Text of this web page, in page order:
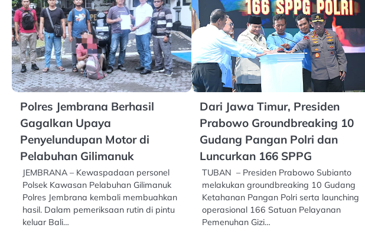
Polres Jembrana Berhasil
Gagalkan Upaya
Penyelundupan Motor di
Pelabuhan Gilimanuk
JEMBRANA – Kewaspadaan personel
Polsek Kawasan Pelabuhan Gilimanuk
Polres Jembrana kembali membuahkan
hasil. Dalam pemeriksaan rutin di pintu
keluar Bali…
Dari Jawa Timur, Presiden
Prabowo Groundbreaking 10
Gudang Pangan Polri dan
Luncurkan 166 SPPG
TUBAN – Presiden Prabowo Subianto
melakukan groundbreaking 10 Gudang
Ketahanan Pangan Polri serta launching
operasional 166 Satuan Pelayanan
Pemenuhan Gizi…